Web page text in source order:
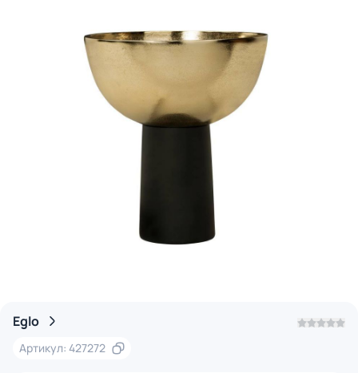
Eglo
Артикул: 427272